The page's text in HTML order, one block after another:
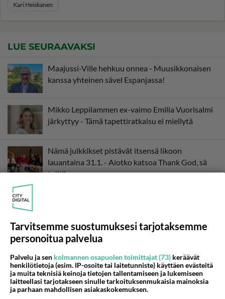
Kari Heiskanen
LUE SEURAAVAKSI
Maajussi-Ville hehkuu onnea - Muusikkonaisen
kanssa yhteinen sävel Espanjassa!
Mikko Leppilammen ex-vaimo Emilia Vuorisalmi
järkyttyy - Tämä tapettiratkaisu ei miellytä
Nämä julkkikset pistävät itsensä likoon
lauantaina 31.1. - Aiotko katsoa Thank God, sä
tulit?
TV-ensi-ilta: Skimbagirls - Hulvaton komedia
naisille - Alastonta Samuli Edelmannia mittava
määrä!
Uusi palvelu: Suomalaisia suosikkielokuvia nyt
Tarvitsemme suostumuksesi tarjotaksemme
personoitua palvelua
Palvelu ja sen kolmannen osapuolen toimittajat (73) keräävät
henkilötietoja (esim. IP-osoite tai laitetunniste) käyttäen evästeitä
ja muita teknisiä keinoja tietojen tallentamiseen ja lukemiseen
laitteellasi tarjotakseen sinulle tarkoituksenmukaisia mainoksia
ja parhaan mahdollisen asiakaskokemuksen.